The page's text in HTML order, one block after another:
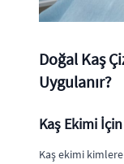
Doğal Kaş
Uygulanır?
Kaş Ekimi
Kaş ekimi